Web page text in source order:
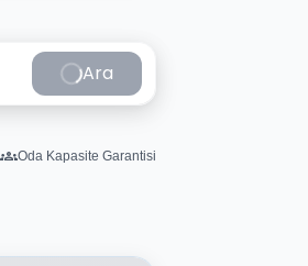
Ara
Oda Kapasite Garantisi